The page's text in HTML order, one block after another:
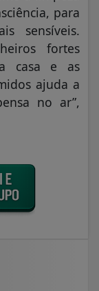
para
sensíveis.
fortes
casa e as
ajuda a
no ar”,